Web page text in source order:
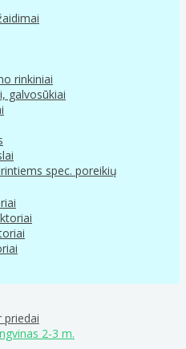
rinkiniai
galvosūkiai
spec. poreikių
priedai
2-3 m.